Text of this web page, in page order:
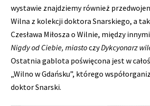
wystawie znajdziemy również
Wilna z kolekcji doktora Snarskiego, a
Czesława Miłosza o Wilnie, między
Nigdy od Ciebie, miastoczyDykcyonarz
Ostatnia gablota poświęcona jest w
„Wilno w Gdańsku”, którego
doktor Snarski.